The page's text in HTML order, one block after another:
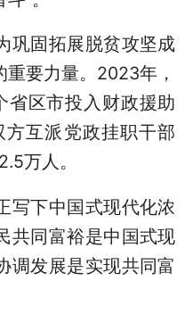
巩固拓展脱贫攻坚成
要力量。2023年，
省区市投入财政援助
方互派党政挂职干部
万人。
写下中国式现代化浓
共同富裕是中国式现
调发展是实现共同富